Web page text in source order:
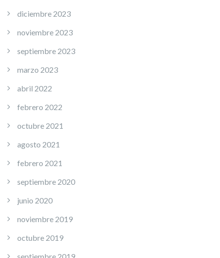
diciembre 2023
noviembre 2023
septiembre 2023
marzo 2023
abril 2022
febrero 2022
octubre 2021
agosto 2021
febrero 2021
septiembre 2020
junio 2020
noviembre 2019
octubre 2019